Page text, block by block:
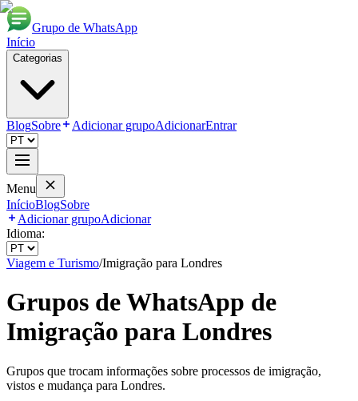
Grupo de WhatsApp
Início
Categorias
BlogSobre Adicionar grupoAdicionarEntrar
Menu
InícioBlogSobre
Adicionar grupoAdicionar
Idioma:
Viagem e Turismo/Imigração para Londres
Grupos de WhatsApp de
Imigração para Londres
Grupos que trocam informações sobre processos de imigração,
vistos e mudança para Londres.